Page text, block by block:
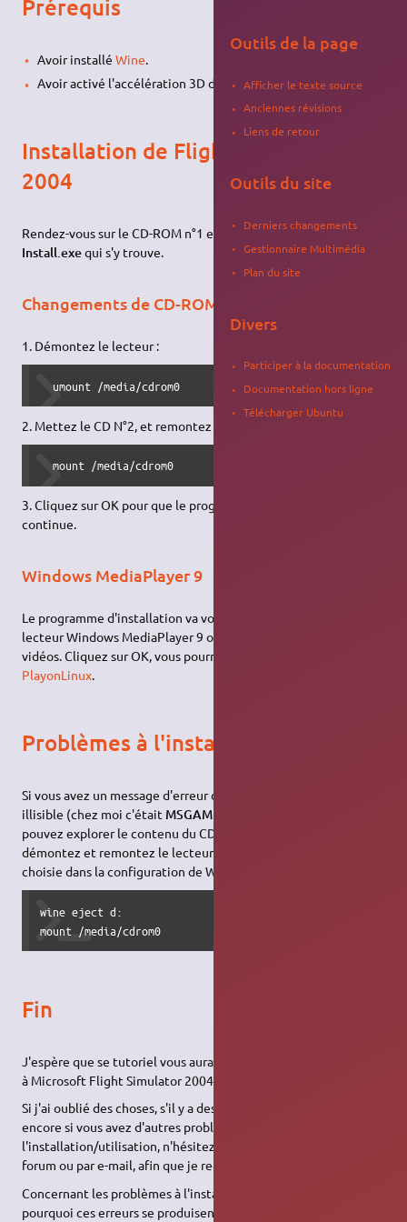
Prérequis
Avoir installé Wine.
Avoir activé l'accélération 3D de votre carte graphique.
Installation de Flight Simulator
2004
Rendez-vous sur le CD-ROM n°1 et lancez avec Wine le fichier
Install.exequi s'y trouve.
Changements de CD-ROM
1. Démontez le lecteur :
  umount /media/cdrom0
2. Mettez le CD N°2, et remontez le :
  mount /media/cdrom0
3. Cliquez sur OK pour que le programme d'installation
continue.
Windows MediaPlayer 9
Le programme d'installation va vous demander d'installer le
lecteur Windows MediaPlayer 9 ou ultérieur pour voir les
vidéos. Cliquez sur OK, vous pourrez l'installer plus tard grâce à
PlayonLinux.
Problèmes à l'installation
Si vous avez un message d'erreur disant qu'un fichier est
illisible (chez moi c'était MSGAME3.CAB
pouvez explorer le contenu du CD-ROM sans problème,
démontez et remontez le lecteur (remplacez d: par la lettre
choisie dans la configuration de Wine) :
wine eject d:
mount /media/cdrom0
Fin
J'espère que se tutoriel vous aura permis d'installer et de jouer
à Microsoft Flight Simulator 2004.
Si j'ai oublié des choses, s'il y a des erreurs dans mon tutoriel ou
encore si vous avez d'autres problèmes au niveau de
l'installation/utilisation, n'hésitez pas à m'en faire part sur le
forum ou par e-mail, afin que je rectifie ou complète le tuto.
Concernant les problèmes à l'installation, si quelqu'un sait
pourquoi ces erreurs se produisent, vous pouvez me l'indiquer
Outils de la page
Afficher le texte source
Anciennes révisions
Liens de retour
Outils du site
Derniers changements
Gestionnaire Multimédia
Plan du site
Divers
Participer à la documentation
Documentation hors ligne
Télécharger Ubuntu